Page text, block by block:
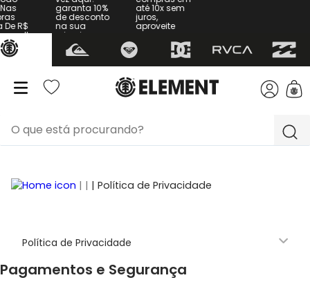
garanta 10%
de desconto
na sua
primeira
compra
até 10x sem
juros,
aproveite
| Política de Privacidade
Política de Privacidade
Pagamentos e Segurança